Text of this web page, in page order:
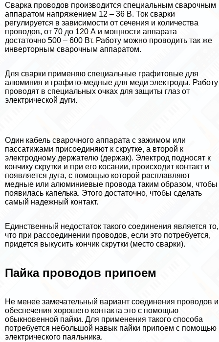
Сварка проводов производится специальным сварочным
аппаратом напряжением 12 – 36 В. Ток сварки
регулируется в зависимости от сечения и количества
проводов, от 70 до 120 А и мощности аппарата
достаточно 500 – 600 Вт. Работу можно проводить так же
инверторным сварочным аппаратом.
Для сварки применяю специальные графитовые для
алюминия и графито-медные для меди электроды. Работу
проводят в специальных очках для защиты глаз от
электрической дуги.
Один кабель сварочного аппарата с зажимом или
пассатижами присоединяют к скрутке, а второй к
электродному держателю (держак). Электрод подносят к
кончику скрутки и при его косании, происходит контакт и
появляется дуга, с помощью которой расплавляют
медные или алюминиевые провода таким образом, чтобы
появилась капелька. Этого достаточно, чтобы сделать
самый надежный контакт.
Единственный недостаток такого соединения является то,
что при рассоединении проводов, если это потребуется,
придется выкусить кончик скрутки (место сварки).
Пайка проводов припоем
Не менее замечательный вариант соединения проводов и
обеспечения хорошего контакта это с помощью
обыкновенной пайки. Для применения такого способа
потребуется небольшой навык пайки припоем с помощью
электрического паяльника.